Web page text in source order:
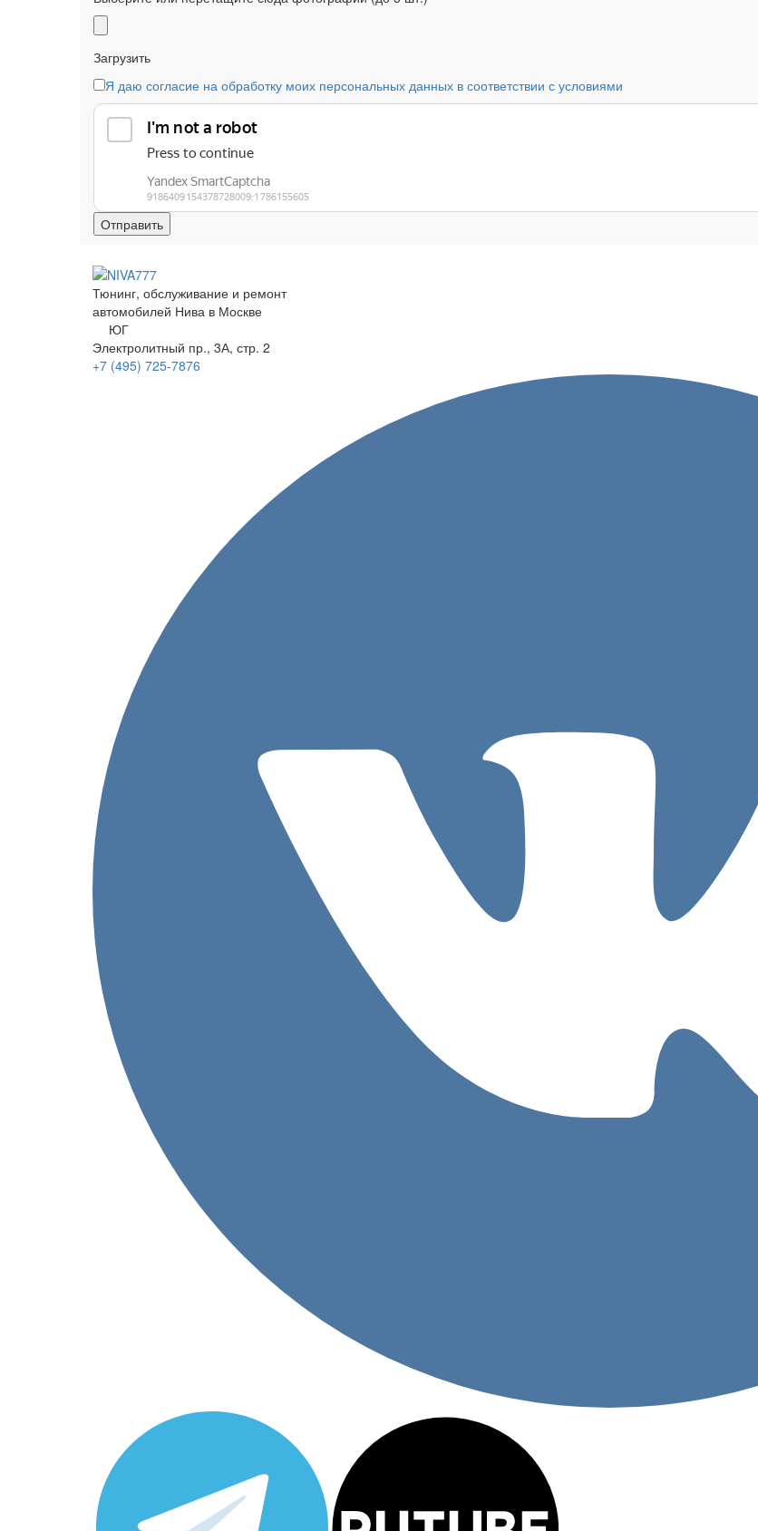
Загрузить
Я даю согласие на обработку моих персональных данных в соответствии с условиями
Тюнинг, обслуживание и ремонт
автомобилей Нива в Москве
ЮГ
Электролитный пр., 3А, стр. 2
+7 (495) 725-7876